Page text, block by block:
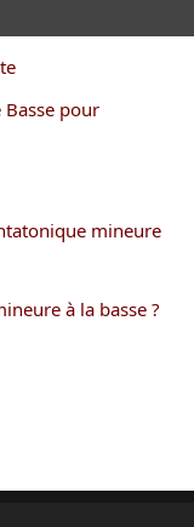
pour
mineure
à la basse ?